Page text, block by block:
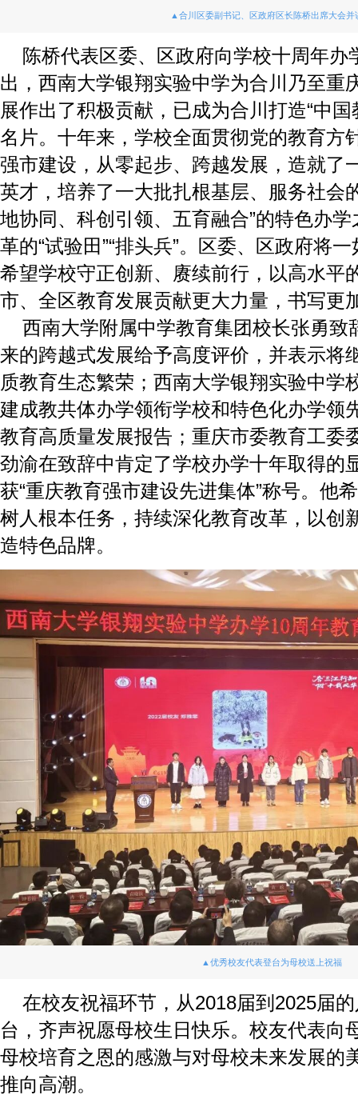
▲合川区委副书记、区政府区长陈桥出席大会并
陈桥代表区委、区政府向学校十周年办
出，西南大学银翔实验中学为合川乃至重
展作出了积极贡献，已成为合川打造“中
名片。十年来，学校全面贯彻党的教育方
强市建设，从零起步、跨越发展，造就了
英才，培养了一大批扎根基层、服务社会
地协同、科创引领、五育融合”的特色办
革的“试验田”“排头兵”。区委、区政府将
希望学校守正创新、赓续前行，以高水平
市、全区教育发展贡献更大力量，书写更
西南大学附属中学教育集团校长张勇致
来的跨越式发展给予高度评价，并表示将
质教育生态繁荣；西南大学银翔实验中学
建成教共体办学领衔学校和特色化办学领
教育高质量发展报告；重庆市委教育工委
劲渝在致辞中肯定了学校办学十年取得的
获“重庆教育强市建设先进集体”称号。他
树人根本任务，持续深化教育改革，以创
造特色品牌。
▲优秀校友代表登台为母校送上祝福
在校友祝福环节，从2018届到2025届
台，齐声祝愿母校生日快乐。校友代表向
母校培育之恩的感激与对母校未来发展的
推向高潮。